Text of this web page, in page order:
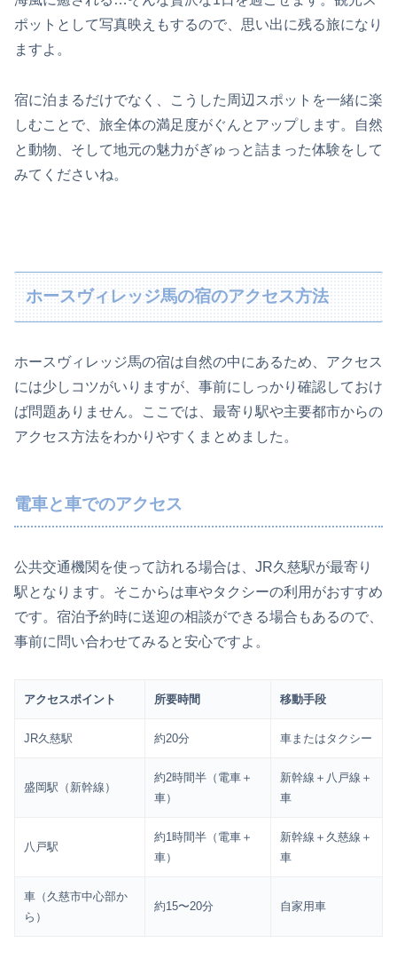
ポットとして写真映えもするので、思い出に残る旅になり
ますよ。
宿に泊まるだけでなく、こうした周辺スポットを一緒に楽
しむことで、旅全体の満足度がぐんとアップします。自然
と動物、そして地元の魅力がぎゅっと詰まった体験をして
みてくださいね。
ホースヴィレッジ馬の宿のアクセス方法
ホースヴィレッジ馬の宿は自然の中にあるため、アクセス
には少しコツがいりますが、事前にしっかり確認しておけ
ば問題ありません。ここでは、最寄り駅や主要都市からの
アクセス方法をわかりやすくまとめました。
電車と車でのアクセス
公共交通機関を使って訪れる場合は、JR久慈駅が最寄り
駅となります。そこからは車やタクシーの利用がおすすめ
です。宿泊予約時に送迎の相談ができる場合もあるので、
事前に問い合わせてみると安心ですよ。
アクセスポイント 所要時間 移動手段
JR久慈駅 約20分 車またはタクシー
盛岡駅（新幹線）
約2時間半（電車＋
車）
新幹線＋八戸線＋
車
八戸駅
約1時間半（電車＋
車）
新幹線＋久慈線＋
車
車（久慈市中心部か
ら）
約15〜20分 自家用車